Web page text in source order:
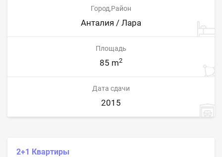
Город,Район
Анталия / Лара
Площадь
85 m2
Дата сдачи
2015
2+1 Квартиры